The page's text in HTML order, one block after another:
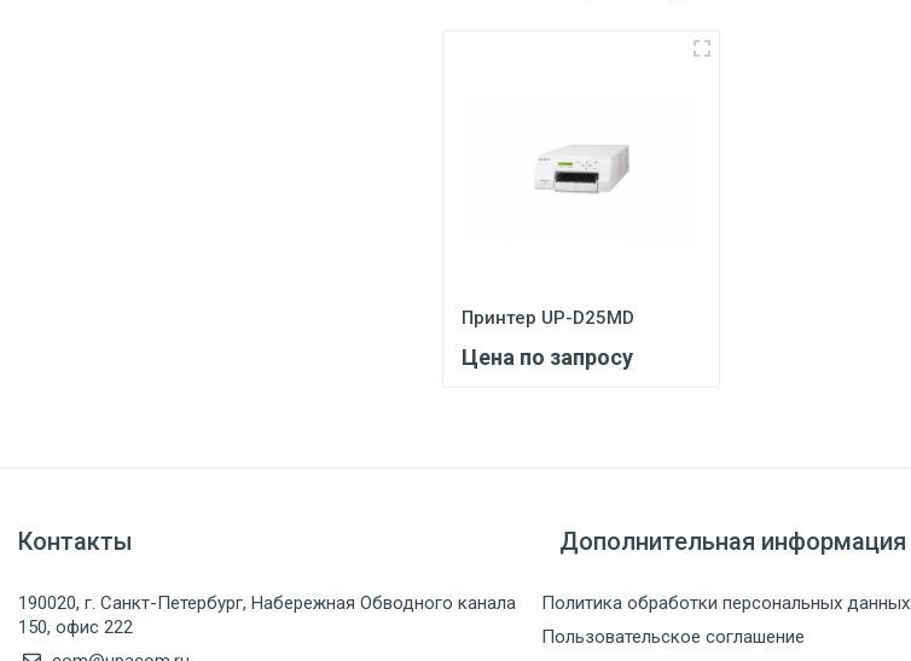
Принтер UP-D25MD
Цена по запросу
Контакты
190020, г. Санкт-Петербург, Набережная Обводного канала
150, офис 222
Дополнительная информация
Политика обработки персональных данных
Пользовательское соглашение